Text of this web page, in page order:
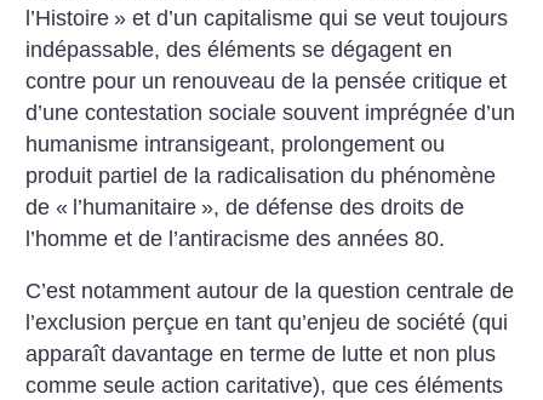
l’Histoire » et d’un capitalisme qui se veut toujours
indépassable, des éléments se dégagent en
contre pour un renouveau de la pensée critique et
d’une contestation sociale souvent imprégnée d’un
humanisme intransigeant, prolongement ou
produit partiel de la radicalisation du phénomène
de « l’humanitaire », de défense des droits de
l’homme et de l’antiracisme des années 80.
C’est notamment autour de la question centrale de
l’exclusion perçue en tant qu’enjeu de société (qui
apparaît davantage en terme de lutte et non plus
comme seule action caritative), que ces éléments